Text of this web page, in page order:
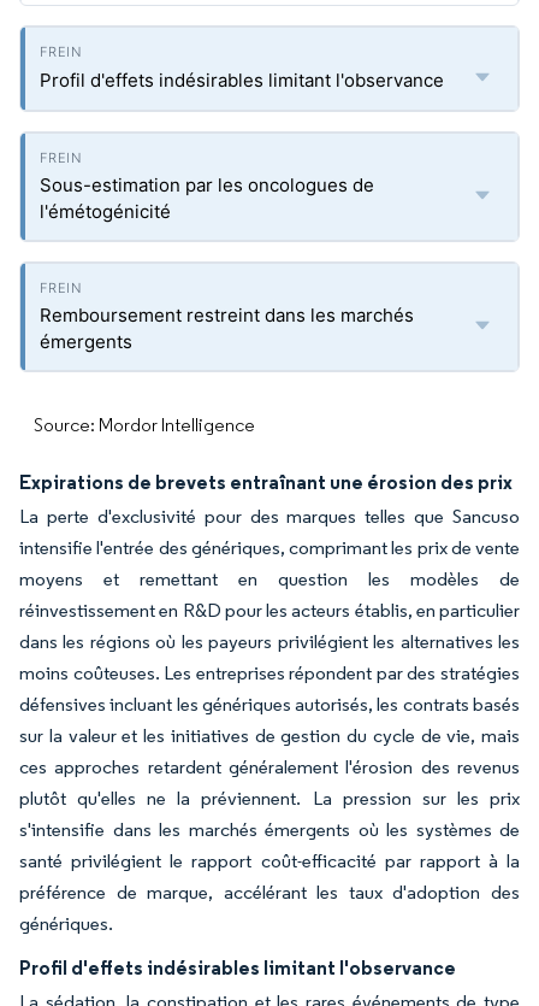
Profil d'effets indésirables limitant l'observance
Sous-estimation par les oncologues de
l'émétogénicité
Remboursement restreint dans les marchés
émergents
Source: Mordor Intelligence
Expirations de brevets entraînant une érosion des prix
La perte d'exclusivité pour des marques telles que Sancuso
intensifie l'entrée des génériques, comprimant les prix de vente
moyens et remettant en question les modèles de
réinvestissement en R&D pour les acteurs établis, en particulier
dans les régions où les payeurs privilégient les alternatives les
moins coûteuses. Les entreprises répondent par des stratégies
défensives incluant les génériques autorisés, les contrats basés
sur la valeur et les initiatives de gestion du cycle de vie, mais
ces approches retardent généralement l'érosion des revenus
plutôt qu'elles ne la préviennent. La pression sur les prix
s'intensifie dans les marchés émergents où les systèmes de
santé privilégient le rapport coût-efficacité par rapport à la
préférence de marque, accélérant les taux d'adoption des
génériques.
Profil d'effets indésirables limitant l'observance